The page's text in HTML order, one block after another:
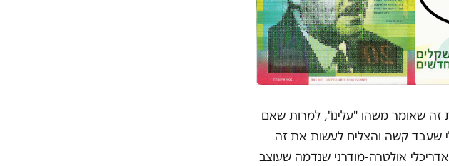
זה שאומר משהו "עלינו", למרות שאם
שעבד קשה והצליח לעשות את זה
אולטרה-מודרני שנדמה שעוצב